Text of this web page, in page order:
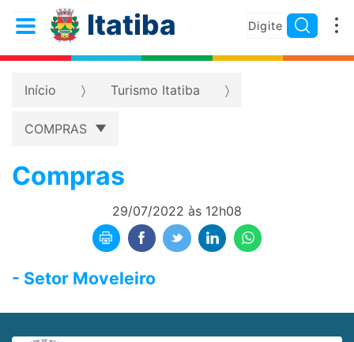
Itatiba
Início Turismo Itatiba
COMPRAS
Compras
29/07/2022 às 12h08
- Setor Moveleiro